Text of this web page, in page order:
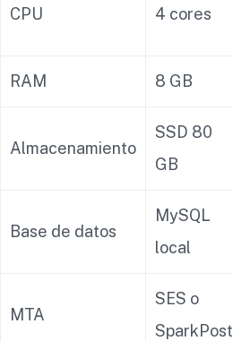
CPU 4 cores
RAM 8 GB
Almacenamiento
SSD 80
GB
Base de datos
MySQL
local
MTA
SES o
SparkPost